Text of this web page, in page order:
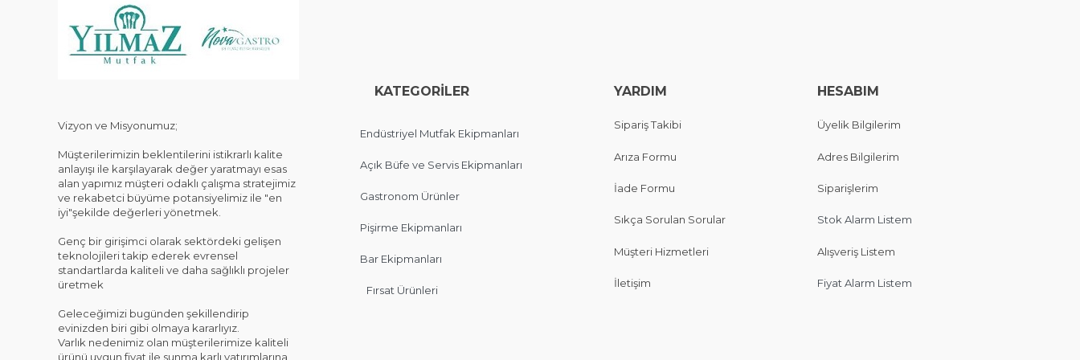
Vizyon ve Misyonumuz;
Müşterilerimizin beklentilerini istikrarlı kalite
anlayışı ile karşılayarak değer yaratmayı esas
alan yapımız müşteri odaklı çalışma stratejimiz
ve rekabetci büyüme potansiyelimiz ile "en
iyi"şekilde değerleri yönetmek.
Genç bir girişimci olarak sektördeki gelişen
teknolojileri takip ederek evrensel
standartlarda kaliteli ve daha sağlıklı projeler
üretmek
Geleceğimizi bugünden şekillendirip
evinizden biri gibi olmaya kararlıyız.
Varlık nedenimiz olan müşterilerimize kaliteli
ürünü uygun fiyat ile sunma karlı yatırımlarına
KATEGORİLER
Endüstriyel Mutfak Ekipmanları
Açık Büfe ve Servis Ekipmanları
Gastronom Ürünler
Pişirme Ekipmanları
Bar Ekipmanları
Fırsat Ürünleri
YARDIM
Sipariş Takibi
Arıza Formu
İade Formu
Sıkça Sorulan Sorular
Müşteri Hizmetleri
İletişim
HESABIM
Üyelik Bilgilerim
Adres Bilgilerim
Siparişlerim
Stok Alarm Listem
Alışveriş Listem
Fiyat Alarm Listem